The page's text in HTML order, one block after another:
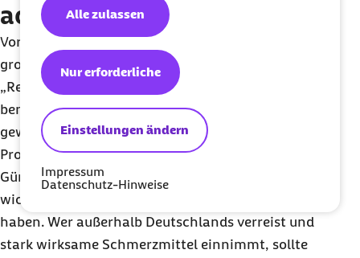
Einstellungen ändern
Nur erforderliche
Alle zulassen
Impressum
Datenschutz-Hinweise
achten
Vor allem chronisch Kranke müssen häufig relativ
große Mengen von Medikamenten mit sich führen.
„Reisende, die regelmäßig Medikamente
benötigen, sollten zur Sicherheit immer eine
gewisse Reserve mitnehmen. Ich empfehle etwa 50
Prozent mehr als eigentlich notwendig“, so
Günther. Auf Flugreisen rät die Expertin, die
wichtigsten Präparate im Handgepäck dabei zu
haben. Wer außerhalb Deutschlands verreist und
stark wirksame Schmerzmittel einnimmt, sollte